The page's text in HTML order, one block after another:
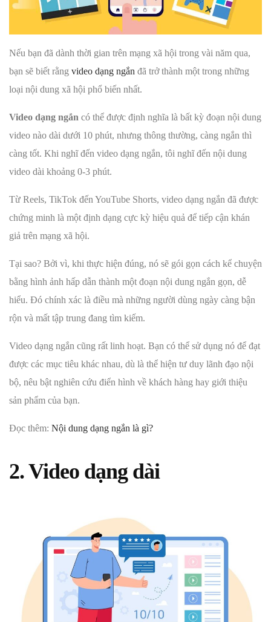
Nếu bạn đã dành thời gian trên mạng xã hội trong vài năm qua,
bạn sẽ biết rằng video dạng ngắn đã trở thành một trong những
loại nội dung xã hội phổ biến nhất.
Video dạng ngắn có thể được định nghĩa là bất kỳ đoạn nội dung
video nào dài dưới 10 phút, nhưng thông thường, càng ngắn thì
càng tốt. Khi nghĩ đến video dạng ngắn, tôi nghĩ đến nội dung
video dài khoảng 0-3 phút.
Từ Reels, TikTok đến YouTube Shorts, video dạng ngắn đã được
chứng minh là một định dạng cực kỳ hiệu quả để tiếp cận khán
giả trên mạng xã hội.
Tại sao? Bởi vì, khi thực hiện đúng, nó sẽ gói gọn cách kể chuyện
bằng hình ảnh hấp dẫn thành một đoạn nội dung ngắn gọn, dễ
hiểu. Đó chính xác là điều mà những người dùng ngày càng bận
rộn và mất tập trung đang tìm kiếm.
Video dạng ngắn cũng rất linh hoạt. Bạn có thể sử dụng nó để đạt
được các mục tiêu khác nhau, dù là thể hiện tư duy lãnh đạo nội
bộ, nêu bật nghiên cứu điển hình về khách hàng hay giới thiệu
sản phẩm của bạn.
Đọc thêm: Nội dung dạng ngắn là gì?
2. Video dạng dài